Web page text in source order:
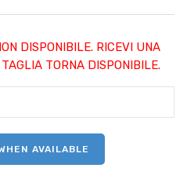
DISPONIBILE. RICEVI UNA
TORNA DISPONIBILE.
AVAILABLE